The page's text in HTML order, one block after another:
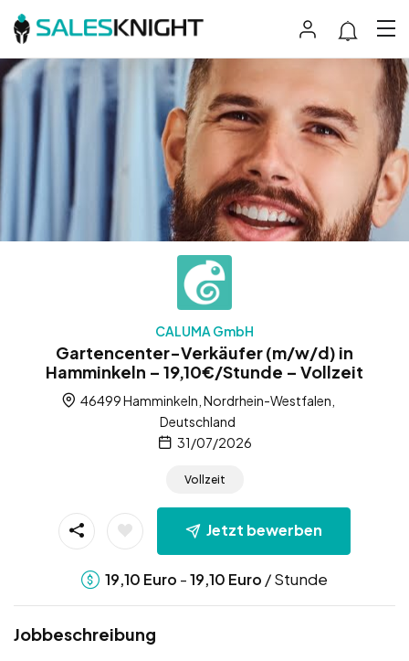
CALUMA GmbH
Gartencenter-Verkäufer (m/w/d) in
Hamminkeln – 19,10€/Stunde – Vollzeit
46499 Hamminkeln, Nordrhein-Westfalen,
Deutschland
31/07/2026
Vollzeit
Jetzt bewerben
19,10 Euro -19,10 Euro / Stunde
Jobbeschreibung